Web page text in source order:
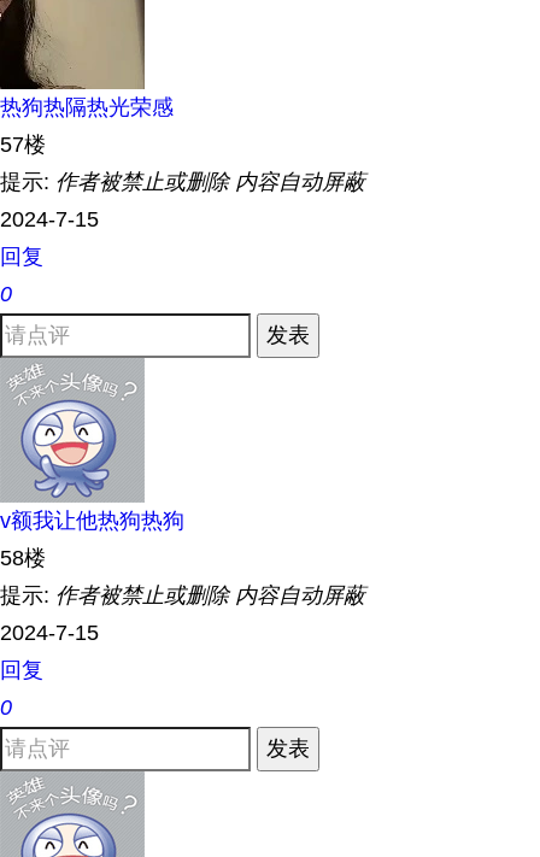
热狗热隔热光荣感
57楼
提示: 作者被禁止或删除 内容自动屏蔽
2024-7-15
回复
0
发表
v额我让他热狗热狗
58楼
提示: 作者被禁止或删除 内容自动屏蔽
2024-7-15
回复
0
发表